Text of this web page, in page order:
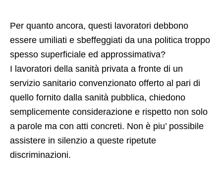
Per quanto ancora,​ questi lavoratori debbono
essere umiliati e sbeffeggiati da una politica troppo
spesso superficiale ed approssimativa?
I lavoratori della sanità privata a fronte di un
servizio sanitario convenzionato offerto al pari di
quello fornito dalla sanità pubblica, chiedono
semplicemente considerazione e rispetto​ non solo
a parole ma con atti concreti. Non è piu’ possibile
assistere in silenzio a queste ripetute
discriminazioni.